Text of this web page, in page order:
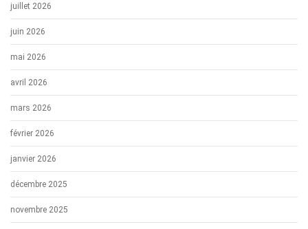
juillet 2026
juin 2026
mai 2026
avril 2026
mars 2026
février 2026
janvier 2026
décembre 2025
novembre 2025